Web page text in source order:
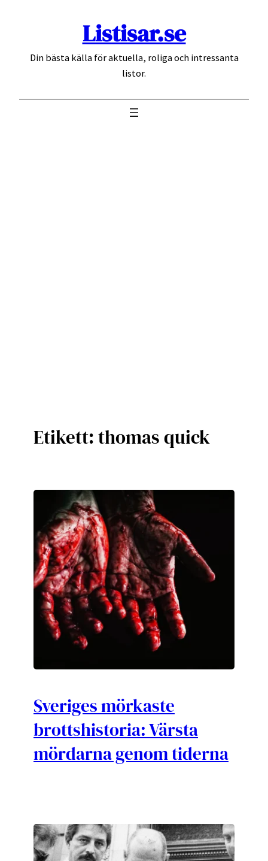
Listisar.se
Din bästa källa för aktuella, roliga och intressanta
listor.
Etikett:thomas quick
Sveriges mörkaste
brottshistoria: Värsta
mördarna genom tiderna